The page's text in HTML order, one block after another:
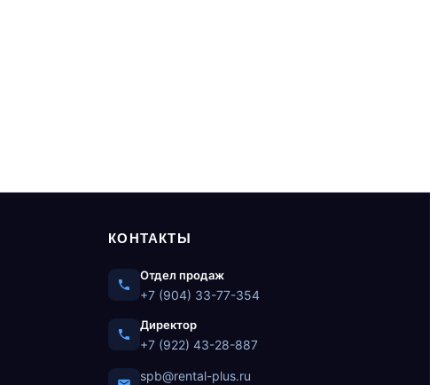
КОНТАКТЫ
Отдел продаж
+7 (904) 33-77-354
Директор
+7 (922) 43-28-887
spb@rental-plus.ru